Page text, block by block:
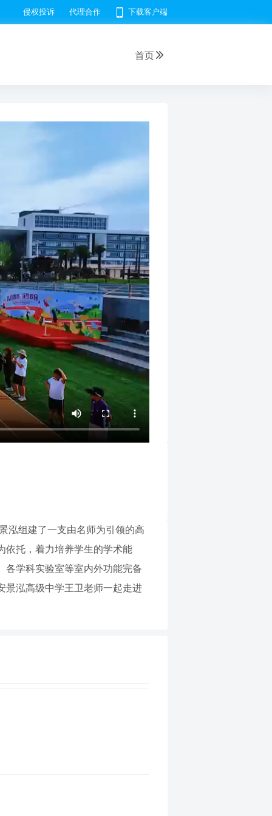
侵权投诉 代理合作 下载客户端
首页
泓组建了一支由名师为引领的高
依托，着力培养学生的学术能
各学科实验室等室内外功能完备
景泓高级中学王卫老师一起走进